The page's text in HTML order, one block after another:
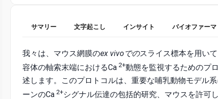
サマリー 文字起こし インサイト バイオファー
我々は、マウス網膜のex vivoでのスライス標本を用い
容体の軸索末端におけるCa 2+動態を監視するためのプ
述します。このプロトコルは、重要な哺乳動物モデル
ーンのCa 2+シグナル伝達の包括的研究、マウスを許可